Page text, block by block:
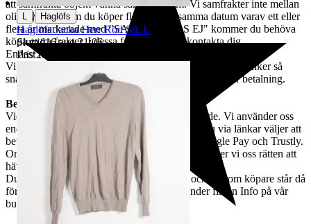
att samfrakta objekt vunna samma datum. Vi samfrakter inte mellan
olika veckor. Om du köper flera objekt samma datum varav ett eller
flera är markerade med "SAMFRAKTAS EJ" kommer du behöva
köpa extra frakter. I dessa fall kommer vi kontakta dig.
Endast köpare inom EU / Only buyers within EU.
Vi samarbetar med Schenker. Varorna skickas med Schenker så
snabbt som möjligt och alltid inom 5 arbetsdagar efter betalning.
Betalning och ångerrätt
Vid vunnen auktion bör betalning ske omgående. Vi använder oss
endast av Traderabetalning, vilket innebär att du via länkar väljer att
betala med Swish, kort, Klarna, Apple Pay, Google Pay och Trustly.
Om betalning inte skett inom fem dagar förbehåller vi oss rätten att
häva köpet.
Du har rätt att ångra köpet inom 14 dagar, och du som köpare står då
för returfrakten. Mer om returer hittar du under fliken Info på vår
butikssida på Tradera.
L | Haglöfs
Haglöfs Jacka Herr Röd Stl. L
Sluttid16 aug 21:06.
Pris:265 kr